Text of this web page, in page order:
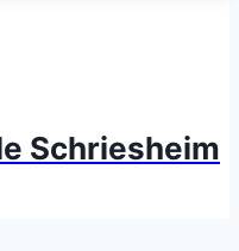
Schriesheim